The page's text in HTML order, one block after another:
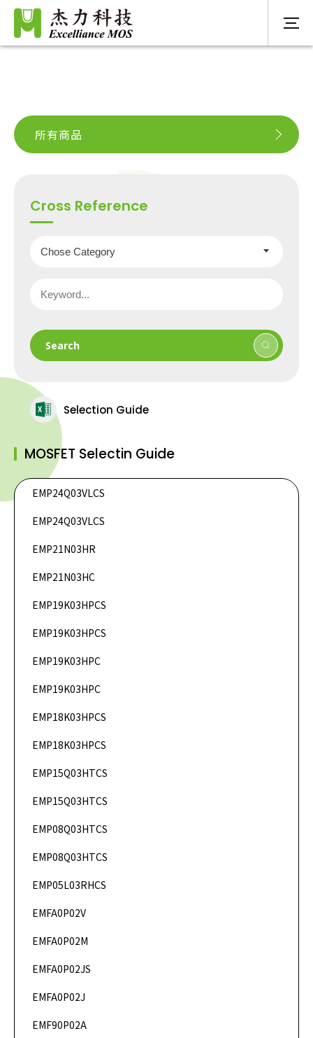
所有商品
Cross Reference
Search
Selection Guide
MOSFET Selectin Guide
EMP24Q03VLCS
DataSheet
EMP24Q03VLCS
DataSheet
EMP21N03HR
DataSheet
EMP21N03HC
DataSheet
EMP19K03HPCS
DataSheet
EMP19K03HPCS
DataSheet
EMP19K03HPC
DataSheet
EMP19K03HPC
DataSheet
EMP18K03HPCS
DataSheet
EMP18K03HPCS
DataSheet
EMP15Q03HTCS
DataSheet
EMP15Q03HTCS
DataSheet
EMP08Q03HTCS
DataSheet
EMP08Q03HTCS
DataSheet
EMP05L03RHCS
DataSheet
EMFA0P02V
DataSheet
EMFA0P02M
DataSheet
EMFA0P02JS
DataSheet
EMFA0P02J
DataSheet
EMF90P02A
DataSheet
DataSheet